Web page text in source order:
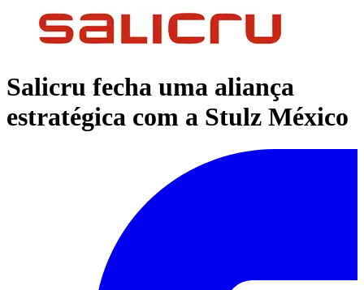
Salicru fecha uma aliança
estratégica com a Stulz México